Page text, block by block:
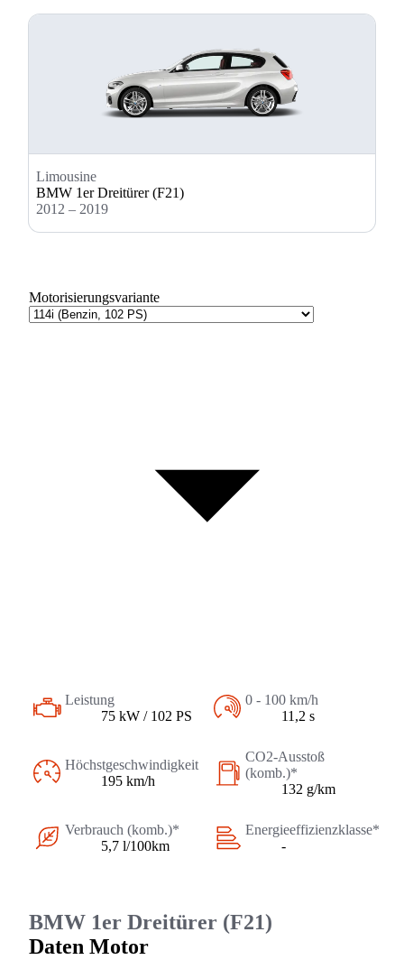
Limousine
BMW 1er Dreitürer (F21)
2012 – 2019
Motorisierungsvariante
Leistung
75 kW / 102 PS
0 - 100 km/h
11,2 s
Höchstgeschwindigkeit
195 km/h
CO2-Ausstoß
(komb.)*
132 g/km
Verbrauch (komb.)*
5,7 l/100km
Energieeffizienzklasse*
-
BMW 1er Dreitürer (F21)
Daten Motor